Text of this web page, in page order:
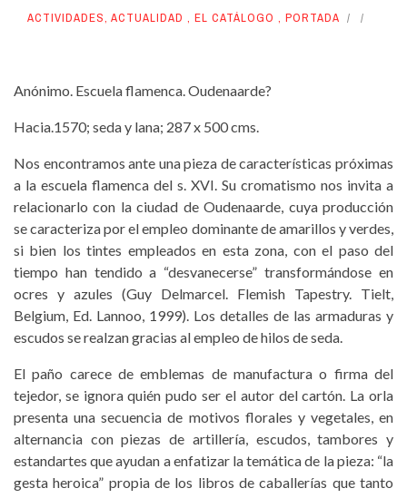
ACTIVIDADES, ACTUALIDAD , EL CATÁLOGO , PORTADA
Anónimo. Escuela flamenca. Oudenaarde?
Hacia.1570; seda y lana; 287 x 500 cms.
Nos encontramos ante una pieza de características próximas
a la escuela flamenca del s. XVI. Su cromatismo nos invita a
relacionarlo con la ciudad de Oudenaarde, cuya producción
se caracteriza por el empleo dominante de amarillos y verdes,
si bien los tintes empleados en esta zona, con el paso del
tiempo han tendido a “desvanecerse” transformándose en
ocres y azules (Guy Delmarcel. Flemish Tapestry. Tielt,
Belgium, Ed. Lannoo, 1999). Los detalles de las armaduras y
escudos se realzan gracias al empleo de hilos de seda.
El paño carece de emblemas de manufactura o firma del
tejedor, se ignora quién pudo ser el autor del cartón. La orla
presenta una secuencia de motivos florales y vegetales, en
alternancia con piezas de artillería, escudos, tambores y
estandartes que ayudan a enfatizar la temática de la pieza: “la
gesta heroica” propia de los libros de caballerías que tanto